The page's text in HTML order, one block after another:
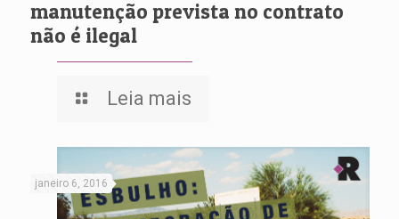
manutenção prevista no contrato
não é ilegal
Leia mais
janeiro 6, 2016